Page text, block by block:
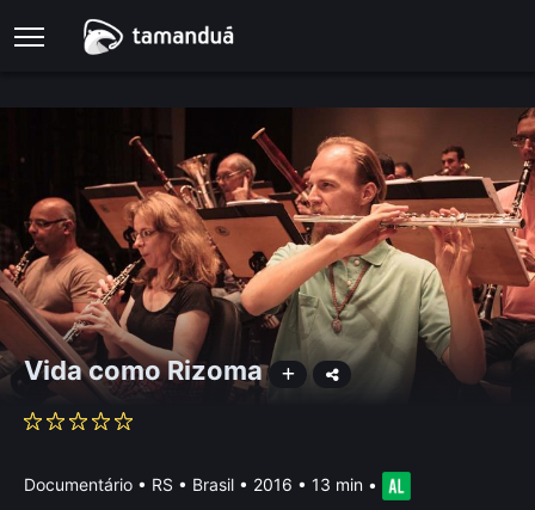
Vida como Rizoma
Documentário • RS • Brasil • 2016 • 13 min •